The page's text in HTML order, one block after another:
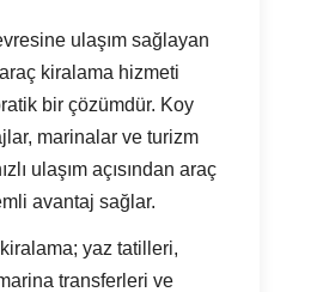
ulaşım sağlayan
kiralama hizmeti
bir çözümdür. Koy
marinalar ve turizm
ulaşım açısından araç
avantaj sağlar.
yaz tatilleri,
transferleri ve